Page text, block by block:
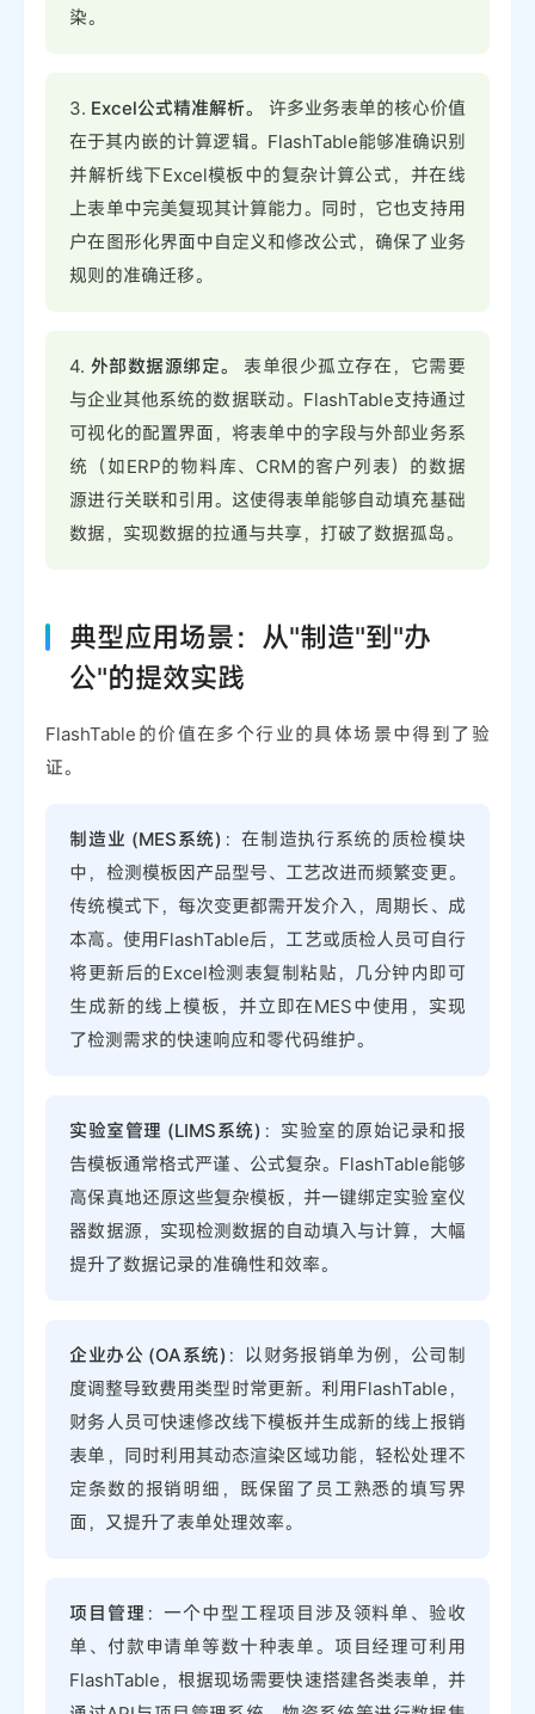
染。
3. Excel公式精准解析。
许多业务表单的核心价值
在于其内嵌的计算逻辑。FlashTable能够准确识别
并解析线下Excel模板中的复杂计算公式，并在线
上表单中完美复现其计算能力。同时，它也支持用
户在图形化界面中自定义和修改公式，确保了业务
规则的准确迁移。
4. 外部数据源绑定。
表单很少孤立存在，它需要
与企业其他系统的数据联动。FlashTable支持通过
可视化的配置界面，将表单中的字段与外部业务系
统（如ERP的物料库、CRM的客户列表）的数据
源进行关联和引用。这使得表单能够自动填充基础
数据，实现数据的拉通与共享，打破了数据孤岛。
典型应用场景：从"制造"到"办
公"的提效实践
FlashTable的价值在多个行业的具体场景中得到了验
证。
制造业 (MES系统) ：在制造执行系统的质检模块
中，检测模板因产品型号、工艺改进而频繁变更。
传统模式下，每次变更都需开发介入，周期长、成
本高。使用FlashTable后，工艺或质检人员可自行
将更新后的Excel检测表复制粘贴，几分钟内即可
生成新的线上模板，并立即在MES中使用，实现
了检测需求的快速响应和零代码维护。
实验室管理 (LIMS系统) ：实验室的原始记录和报
告模板通常格式严谨、公式复杂。FlashTable能够
高保真地还原这些复杂模板，并一键绑定实验室仪
器数据源，实现检测数据的自动填入与计算，大幅
提升了数据记录的准确性和效率。
企业办公 (OA系统) ：以财务报销单为例，公司制
度调整导致费用类型时常更新。利用FlashTable，
财务人员可快速修改线下模板并生成新的线上报销
表单，同时利用其动态渲染区域功能，轻松处理不
定条数的报销明细，既保留了员工熟悉的填写界
面，又提升了表单处理效率。
项目管理 ：一个中型工程项目涉及领料单、验收
单、付款申请单等数十种表单。项目经理可利用
FlashTable，根据现场需要快速搭建各类表单，并